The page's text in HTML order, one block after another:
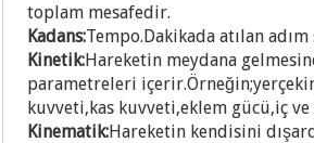
toplam mesafedir.
Kadans:Tempo.Dakikada atılan adım
Kinetik:Hareketin meydana
parametreleri
kuvveti,kas kuvveti,eklem gücü,iç
Kinematik:Hareketin kendisini